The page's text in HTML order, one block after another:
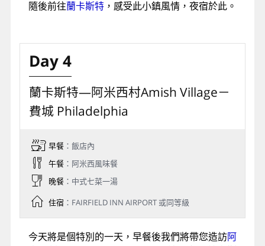
隨後前往蘭卡斯特，感受此小鎮風情，夜宿於此。
Day 4
蘭卡斯特—阿米西村Amish Village－
費城 Philadelphia
早餐：飯店內
午餐：阿米西風味餐
晚餐：中式七菜一湯
住宿：FAIRFIELD INN AIRPORT 或同等級
今天將是個特別的一天，早餐後我們將帶您造訪阿